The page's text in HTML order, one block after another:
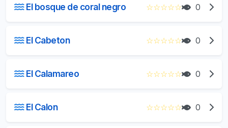
El bosque de coral negro ☆☆☆☆☆ 0
El Cabeton ☆☆☆☆☆ 0
El Calamareo ☆☆☆☆☆ 0
El Calon ☆☆☆☆☆ 0